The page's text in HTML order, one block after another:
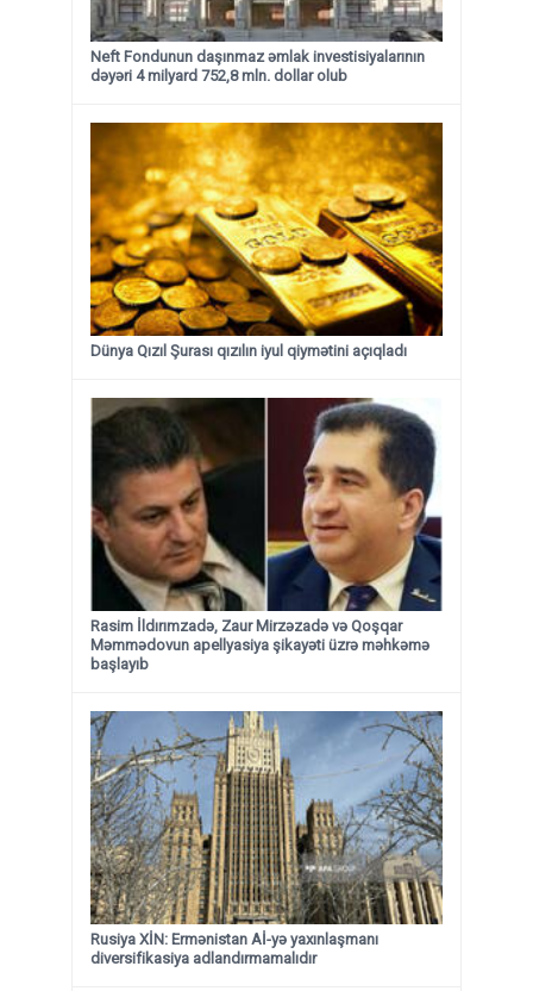
Neft Fondunun daşınmaz əmlak investisiyalarının
dəyəri 4 milyard 752,8 mln. dollar olub
Dünya Qızıl Şurası qızılın iyul qiymətini açıqladı
Rasim İldırımzadə, Zaur Mirzəzadə və Qoşqar
Məmmədovun apellyasiya şikayəti üzrə məhkəmə
başlayıb
Rusiya XİN: Ermənistan Aİ-yə yaxınlaşmanı
diversifikasiya adlandırmamalıdır